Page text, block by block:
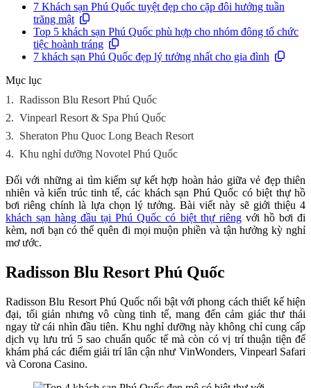
7 Khách sạn Phú Quốc tuyệt đẹp cho cặp đôi hưởng tuần
trăng mật
Top 5 khách sạn Phú Quốc phù hợp cho nhóm đông tổ chức
tiệc hoành tráng
7 khách sạn Phú Quốc đẹp lý tưởng nhất cho gia đình
Mục lục
1. Radisson Blu Resort Phú Quốc
2. Vinpearl Resort & Spa Phú Quốc
3. Sheraton Phu Quoc Long Beach Resort
4. Khu nghỉ dưỡng Novotel Phú Quốc
Đối với những ai tìm kiếm sự kết hợp hoàn hảo giữa vẻ đẹp thiên
nhiên và kiến trúc tinh tế, các khách sạn Phú Quốc có biệt thự hồ
bơi riêng chính là lựa chọn lý tưởng. Bài viết này sẽ giới thiệu 4
khách sạn hàng đầu tại Phú Quốc có biệt thự riêngvới hồ bơi đi
kèm, nơi bạn có thể quên đi mọi muộn phiền và tận hưởng kỳ nghỉ
mơ ước.
Radisson Blu Resort Phú Quốc
Radisson Blu Resort Phú Quốc nổi bật với phong cách thiết kế hiện
đại, tối giản nhưng vô cùng tinh tế, mang đến cảm giác thư thái
ngay từ cái nhìn đầu tiên. Khu nghỉ dưỡng này không chỉ cung cấp
dịch vụ lưu trú 5 sao chuẩn quốc tế mà còn có vị trí thuận tiện để
khám phá các điểm giải trí lân cận như VinWonders, Vinpearl Safari
và Corona Casino.